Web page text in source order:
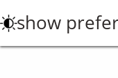
to
main
show